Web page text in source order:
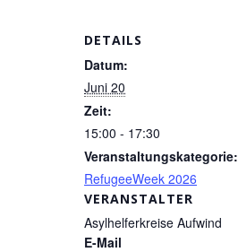
DETAILS
Datum:
Juni 20
Zeit:
15:00 - 17:30
Veranstaltungskategorie:
RefugeeWeek 2026
VERANSTALTER
Asylhelferkreise Aufwind
E-Mail